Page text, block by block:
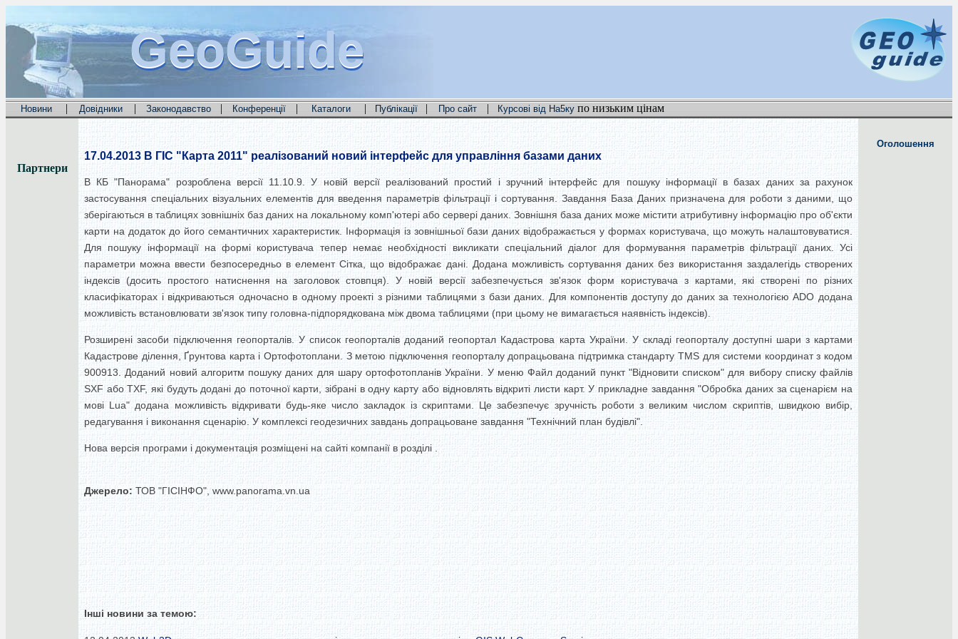
GeoGuide
GeoGuide
GeoGuide
Новини | Довідники | Законодавство | Конференції | Каталоги | Публікації | Про сайт | Курсові від На5ку по низьким цінам
Партнери
17.04.2013 В ГІС "Карта 2011" реалізований новий інтерфейс для управління базами даних
В КБ "Панорама" розроблена версії 11.10.9. У новій версії реалізований простий і зручний інтерфейс для пошуку інформації в базах даних за рахунок
застосування спеціальних візуальних елементів для введення параметрів фільтрації і сортування. Завдання База Даних призначена для роботи з даними, що
зберігаються в таблицях зовнішніх баз даних на локальному комп'ютері або сервері даних. Зовнішня база даних може містити атрибутивну інформацію про об'єкти
карти на додаток до його семантичних характеристик. Інформація із зовнішньої бази даних відображається у формах користувача, що можуть налаштовуватися.
Для пошуку інформації на формі користувача тепер немає необхідності викликати спеціальний діалог для формування параметрів фільтрації даних. Усі
параметри можна ввести безпосередньо в елемент Сітка, що відображає дані. Додана можливість сортування даних без використання заздалегідь створених
індексів (досить простого натиснення на заголовок стовпця). У новій версії забезпечується зв'язок форм користувача з картами, які створені по різних
класифікаторах і відкриваються одночасно в одному проекті з різними таблицями з бази даних. Для компонентів доступу до даних за технологією ADO додана
можливість встановлювати зв'язок типу головна-підпорядкована між двома таблицями (при цьому не вимагається наявність індексів).
Розширені засоби підключення геопорталів. У список геопорталів доданий геопортал Кадастрова карта України. У складі геопорталу доступні шари з картами
Кадастрове ділення, Ґрунтова карта і Ортофотоплани. З метою підключення геопорталу допрацьована підтримка стандарту TMS для системи координат з кодом
900913. Доданий новий алгоритм пошуку даних для шару ортофотопланів України. У меню Файл доданий пункт "Відновити списком" для вибору списку файлів
SXF або TXF, які будуть додані до поточної карти, зібрані в одну карту або відновлять відкриті листи карт. У прикладне завдання "Обробка даних за сценарієм на
мові Lua" додана можливість відкривати будь-яке число закладок із скриптами. Це забезпечує зручність роботи з великим числом скриптів, швидкою вибір,
редагування і виконання сценарію. У комплексі геодезичних завдань допрацьоване завдання "Технічний план будівлі".
Нова версія програми і документація розміщені на сайті компанії в розділі .
Джерело: ТОВ "ГІСІНФО", www.panorama.vn.ua
Інші новини за темою:
Оголошення